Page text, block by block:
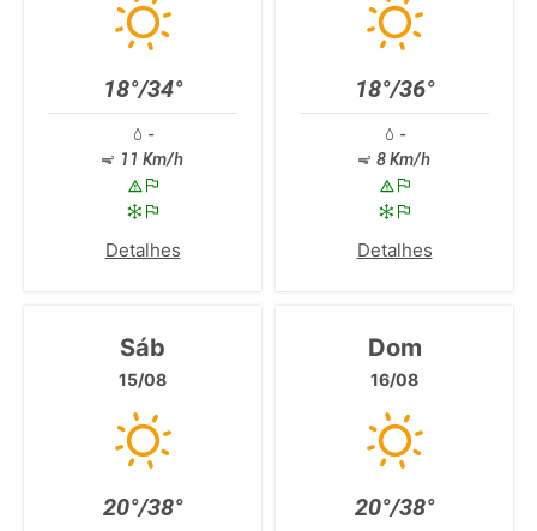
18°/34°
-
11 Km/h
Detalhes
18°/36°
-
8 Km/h
Detalhes
Sáb
15/08
20°/38°
Dom
16/08
20°/38°